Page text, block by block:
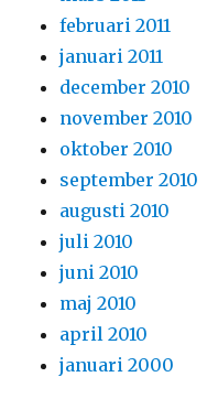
februari 2011
januari 2011
december 2010
november 2010
oktober 2010
september 2010
augusti 2010
juli 2010
juni 2010
maj 2010
april 2010
januari 2000